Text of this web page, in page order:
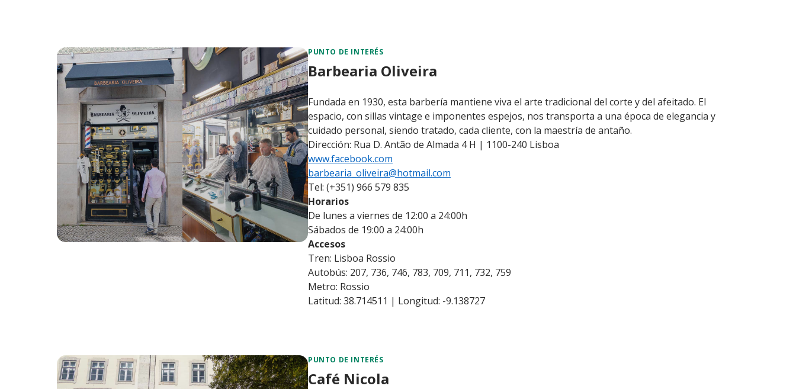
PUNTO DE INTERÉS
Barbearia Oliveira
Fundada en 1930, esta barbería mantiene viva el arte tradicional del corte y del afeitado. El
espacio, con sillas vintage e imponentes espejos, nos transporta a una época de elegancia y
cuidado personal, siendo tratado, cada cliente, con la maestría de antaño.
Dirección: Rua D. Antão de Almada 4 H | 1100-240 Lisboa
www.facebook.com
barbearia_oliveira@hotmail.com
Tel: (+351) 966 579 835
Horarios
De lunes a viernes de 12:00 a 24:00h
Sábados de 19:00 a 24:00h
Accesos
Tren: Lisboa Rossio
Autobús: 207, 736, 746, 783, 709, 711, 732, 759
Metro: Rossio
Latitud: 38.714511 | Longitud: -9.138727
PUNTO DE INTERÉS
Café Nicola